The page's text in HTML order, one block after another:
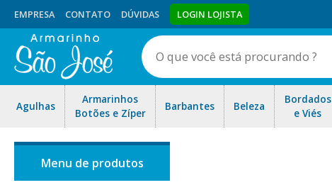
EMPRESA CONTATO DÚVIDAS LOGIN LOJISTA
Agulhas
Armarinhos
Botões e Zíper
Barbantes Beleza
Bordados
e Viés